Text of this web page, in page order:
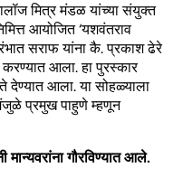
मित्र मंडळ यांच्या संयुक्त
आयोजित ‘यशवंतराव
सराफ यांना कै. प्रकाश ढेरे
करण्यात आला. हा पुरस्कार
देण्यात आला. या सोहळ्याला
प्रमुख पाहुणे म्हणून
मान्यवरांना गौरविण्यात आले.